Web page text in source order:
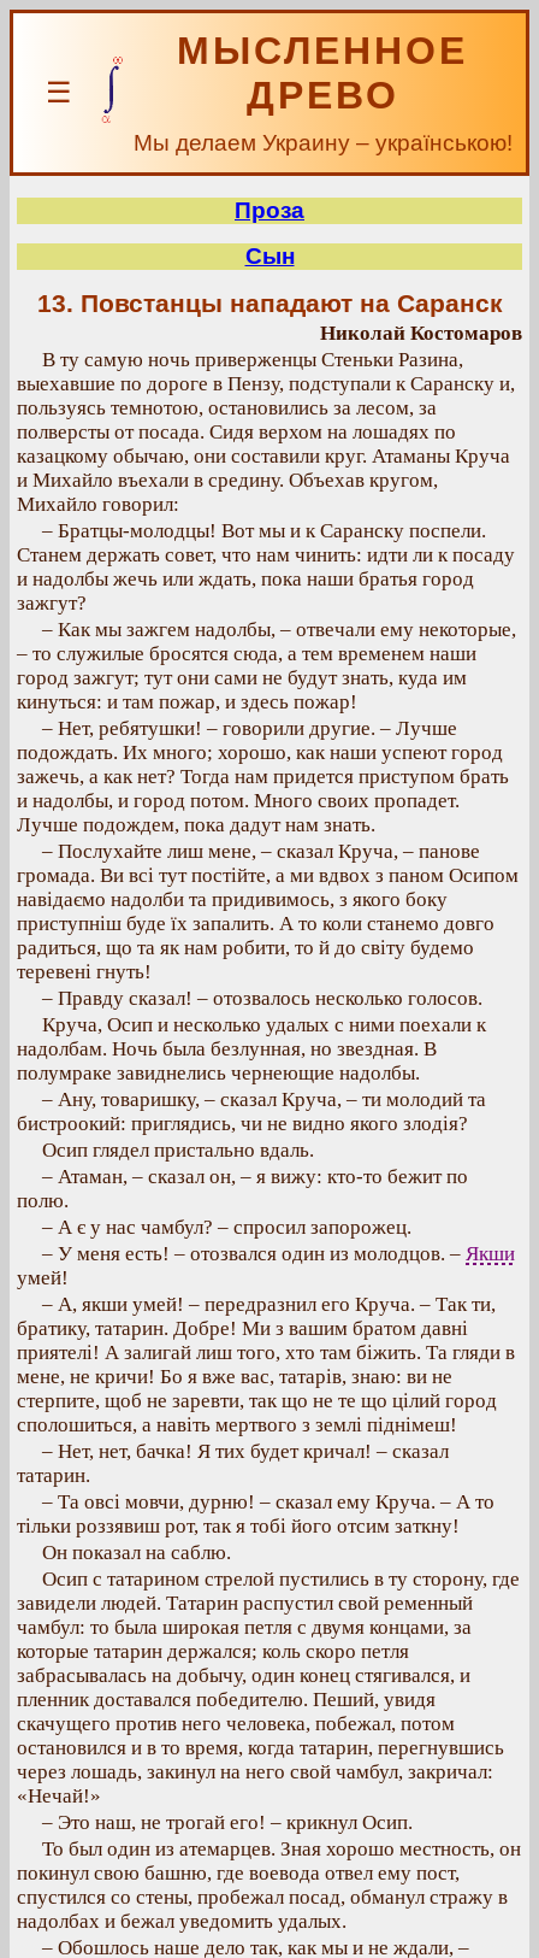
☰
МЫСЛЕННОЕ
ДРЕВО
Мы делаем Украину – українською!
Проза
Сын
13. Повстанцы нападают на Саранск
Николай Костомаров
В ту самую ночь приверженцы Стеньки Разина,
выехавшие по дороге в Пензу, подступали к Саранску и,
пользуясь темнотою, остановились за лесом, за
полверсты от посада. Сидя верхом на лошадях по
казацкому обычаю, они составили круг. Атаманы Круча
и Михайло въехали в средину. Объехав кругом,
Михайло говорил:
– Братцы-молодцы! Вот мы и к Саранску поспели.
Станем держать совет, что нам чинить: идти ли к посаду
и надолбы жечь или ждать, пока наши братья город
зажгут?
– Как мы зажгем надолбы, – отвечали ему некоторые,
– то служилые бросятся сюда, а тем временем наши
город зажгут; тут они сами не будут знать, куда им
кинуться: и там пожар, и здесь пожар!
– Нет, ребятушки! – говорили другие. – Лучше
подождать. Их много; хорошо, как наши успеют город
зажечь, а как нет? Тогда нам придется приступом брать
и надолбы, и город потом. Много своих пропадет.
Лучше подождем, пока дадут нам знать.
– Послухайте лиш мене, – сказал Круча, – панове
громада. Ви всі тут постійте, а ми вдвох з паном Осипом
навідаємо надолби та придивимось, з якого боку
приступніш буде їх запалить. А то коли станемо довго
радиться, що та як нам робити, то й до світу будемо
теревені гнуть!
– Правду сказал! – отозвалось несколько голосов.
Круча, Осип и несколько удалых с ними поехали к
надолбам. Ночь была безлунная, но звездная. В
полумраке завиднелись чернеющие надолбы.
– Ану, товаришку, – сказал Круча, – ти молодий та
бистроокий: приглядись, чи не видно якого злодія?
Осип глядел пристально вдаль.
– Атаман, – сказал он, – я вижу: кто-то бежит по
полю.
– А є у нас чамбул? – спросил запорожец.
– У меня есть! – отозвался один из молодцов. – Якши
умей!
– А, якши умей! – передразнил его Круча. – Так ти,
братику, татарин. Добре! Ми з вашим братом давні
приятелі! А залигай лиш того, хто там біжить. Та гляди в
мене, не кричи! Бо я вже вас, татарів, знаю: ви не
стерпите, щоб не заревти, так що не те що цілий город
сполошиться, а навіть мертвого з землі піднімеш!
– Нет, нет, бачка! Я тих будет кричал! – сказал
татарин.
– Та овсі мовчи, дурню! – сказал ему Круча. – А то
тільки роззявиш рот, так я тобі його отсим заткну!
Он показал на саблю.
Осип с татарином стрелой пустились в ту сторону, где
завидели людей. Татарин распустил свой ременный
чамбул: то была широкая петля с двумя концами, за
которые татарин держался; коль скоро петля
забрасывалась на добычу, один конец стягивался, и
пленник доставался победителю. Пеший, увидя
скачущего против него человека, побежал, потом
остановился и в то время, когда татарин, перегнувшись
через лошадь, закинул на него свой чамбул, закричал:
«Нечай!»
– Это наш, не трогай его! – крикнул Осип.
То был один из атемарцев. Зная хорошо местность, он
покинул свою башню, где воевода отвел ему пост,
спустился со стены, пробежал посад, обманул стражу в
надолбах и бежал уведомить удалых.
– Обошлось наше дело так, как мы и не ждали, –